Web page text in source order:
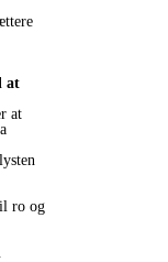
at
at
ro og